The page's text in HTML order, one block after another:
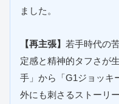
ました。
【再主張】 若手時代の
定感と精神的タフさが
手」から「G1ジョッキ
外にも刺さるストーリー